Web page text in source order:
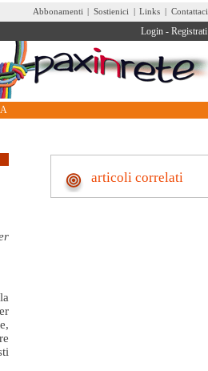
Abbonamenti | Sostienici | Links | Contattaci
Login - Registrati
articoli correlati